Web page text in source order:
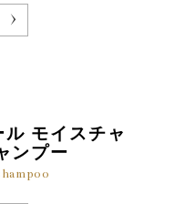
ンチレングリコール、
ル モイスチャ
ンプー